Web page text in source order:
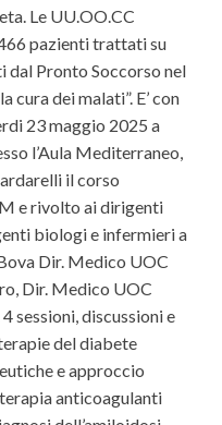
Le UU.OO.CC
pazienti trattati su
Pronto Soccorso nel
cura dei malati”. E’ con
23 maggio 2025 a
l’Aula Mediterraneo,
il corso
e rivolto ai dirigenti
biologi e infermieri a
Dir. Medico UOC
Dir. Medico UOC
sessioni, discussioni e
del diabete
e approccio
anticoagulanti